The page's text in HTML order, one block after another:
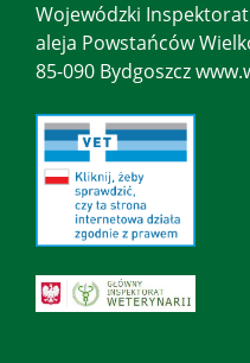
Wojewódzki
aleja Powstańców
85-090 Bydgoszcz